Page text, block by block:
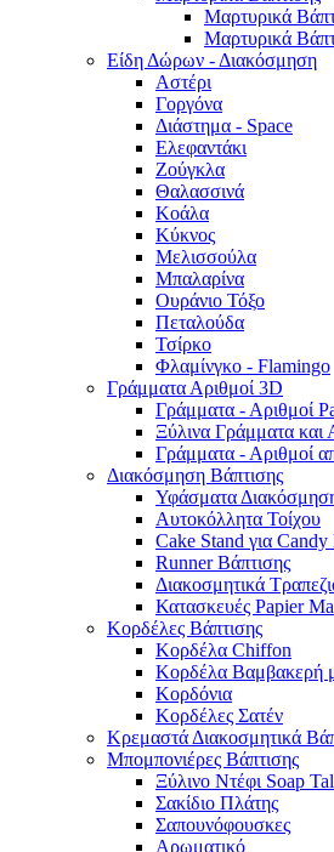
Μαρτυρικά
Μαρτυρικά
Είδη Δώρων - Διακόσμηση
Αστέρι
Γοργόνα
Διάστημα - Space
Ελεφαντάκι
Ζούγκλα
Θαλασσινά
Κοάλα
Κύκνος
Μελισσούλα
Μπαλαρίνα
Ουράνιο Τόξο
Πεταλούδα
Τσίρκο
Φλαμίνγκο - Flamingo
Γράμματα Αριθμοί 3D
Γράμματα - Αριθμοί
Ξύλινα Γράμματα και
Γράμματα - Αριθμοί
Διακόσμηση Βάπτισης
Υφάσματα
Αυτοκόλλητα Τοίχου
Cake Stand για Candy
Runner Βάπτισης
Διακοσμητικά
Κατασκευές Papier
Κορδέλες Βάπτισης
Κορδέλα Chiffon
Κορδέλα Βαμβακερή
Κορδόνια
Κορδέλες Σατέν
Κρεμαστά Διακοσμητικά
Μπομπονιέρες Βάπτισης
Ξύλινο Ντέφι Soap
Σακίδιο Πλάτης
Σαπουνόφουσκες
Αρωματικό